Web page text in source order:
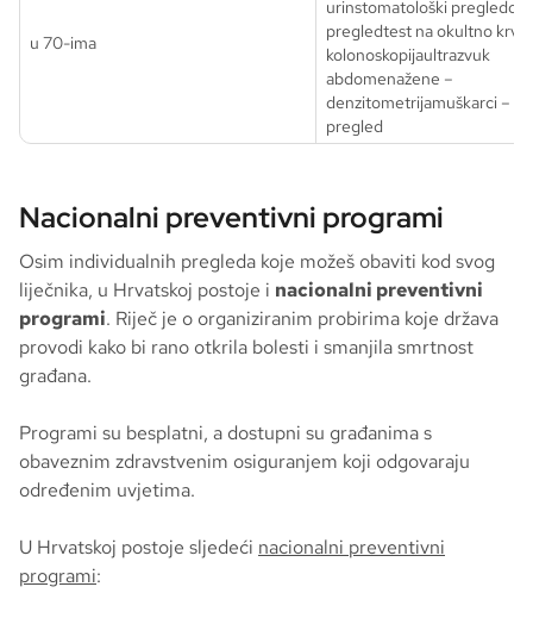
u 70-ima
urinstomatološki
pregledtest na okultno
kolonoskopijaultrazvuk
abdomenažene –
denzitometrijamuškarci –
pregled
Nacionalni preventivni programi
Osim individualnih pregleda koje možeš obaviti kod svog
liječnika, u Hrvatskoj postoje i nacionalni preventivni
programi. Riječ je o organiziranim probirima koje država
provodi kako bi rano otkrila bolesti i smanjila smrtnost
građana.
Programi su besplatni, a dostupni su građanima s
obaveznim zdravstvenim osiguranjem koji odgovaraju
određenim uvjetima.
U Hrvatskoj postoje sljedeći nacionalni preventivni
programi: